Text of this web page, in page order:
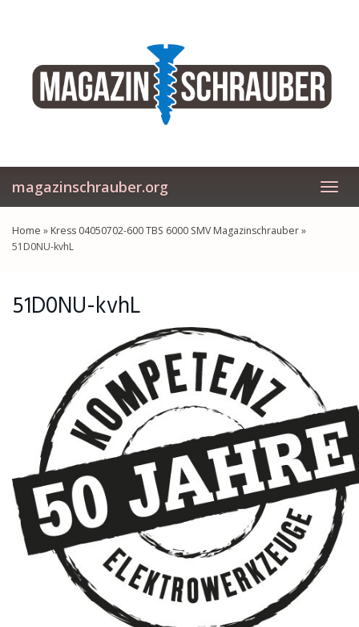
magazinschrauber.org
Home » Kress 04050702-600 TBS 6000 SMV Magazinschrauber»
51D0NU-kvhL
51D0NU-kvhL